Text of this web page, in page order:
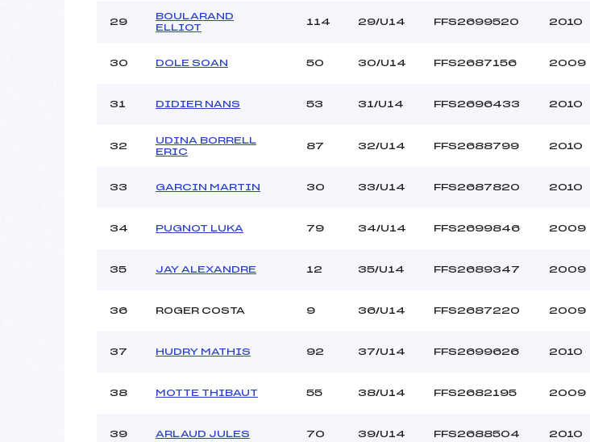
29
BOULARAND
ELLIOT
114 29/U14 FFS2699520 2010
30 DOLE SOAN 50 30/U14 FFS2687156 2009
31 DIDIER NANS 53 31/U14 FFS2696433 2010
32
UDINA BORRELL
ERIC
87 32/U14 FFS2688799 2010
33 GARCIN MARTIN 30 33/U14 FFS2687820 2010
34 PUGNOT LUKA 79 34/U14 FFS2699846 2009
35 JAY ALEXANDRE 12 35/U14 FFS2689347 2009
36 ROGER COSTA 9 36/U14 FFS2687220 2009
37 HUDRY MATHIS 92 37/U14 FFS2699626 2010
38 MOTTE THIBAUT 55 38/U14 FFS2682195 2009
39 ARLAUD JULES 70 39/U14 FFS2688504 2010